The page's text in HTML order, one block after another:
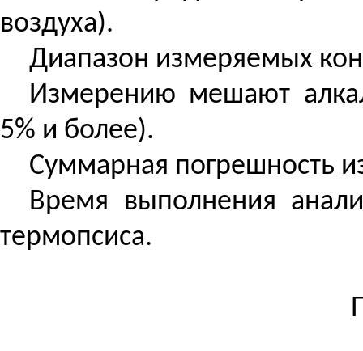
воздуха).
Диапазон измеряемых
Измерению мешают
5% и более).
Суммарная погрешность
Время выполнения
термопсиса.